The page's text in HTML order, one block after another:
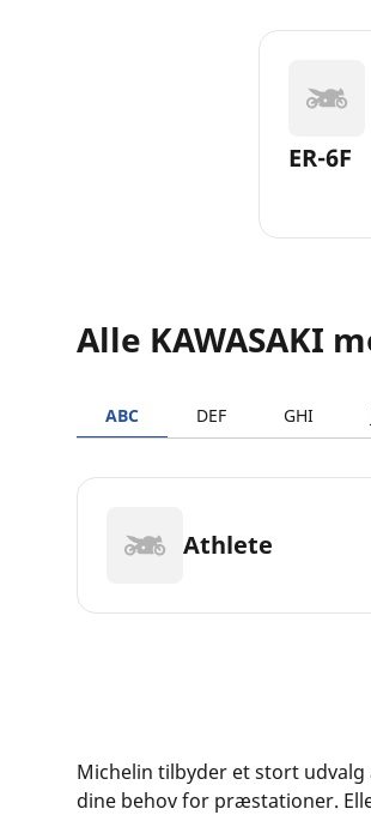
ER-6F
Alle KAWASAKI
ABC DEF GHI
Athlete
Michelin tilbyder et stort
dine behov for præstationer.